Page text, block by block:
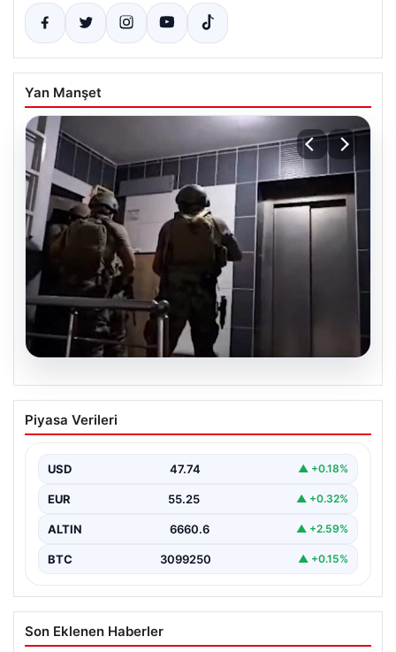
Yan Manşet
İntihar Mektubuyla Ortaya Çıkan
Tefecilik Şebekesi Çökertildi: Milyarlık
Elazığ'da tefecilere borçlandığını belirterek hayatına
bölgedeki büyük…
Piyasa Verileri
USD 47.74 ▲ +0.18%
EUR 55.25 ▲ +0.32%
ALTIN 6660.6 ▲ +2.59%
BTC 3099250 ▲ +0.15%
Son Eklenen Haberler